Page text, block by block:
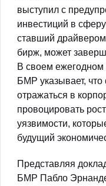
выступил с
инвестиций в сферу
ставший
бирж, может
В своем ежегодном
БМР указывает,
отражаться в
провоцировать
уязвимости,
будущий
Представляя
БМР Пабло